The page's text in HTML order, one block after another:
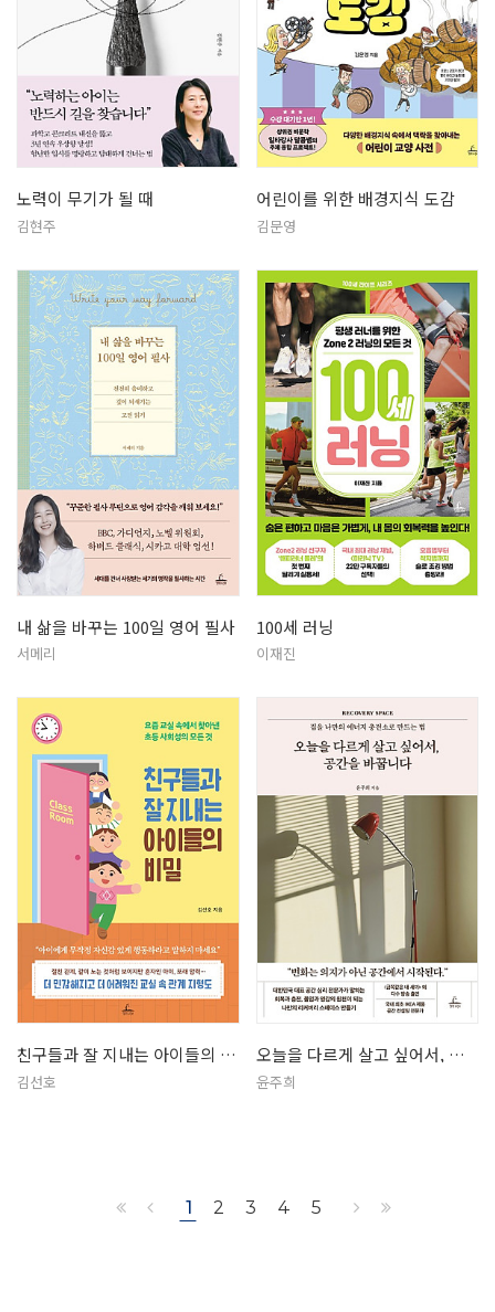
노력이 무기가 될 때
김현주
어린이를 위한 배경지식 도감
김문영
내 삶을 바꾸는 100일 영어 필사
서메리
100세 러닝
이재진
친구들과 잘 지내는 아이들의 비밀
김선호
오늘을 다르게 살고 싶어서, 공간을 …
윤주희
1 2 3 4 5